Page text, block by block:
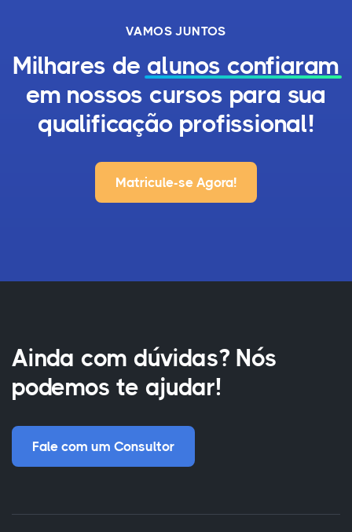
VAMOS JUNTOS
Milhares de alunos confiaram
em nossos cursos para sua
qualificação profissional!
Matricule-se Agora!
Ainda com dúvidas? Nós
podemos te ajudar!
Fale com um Consultor